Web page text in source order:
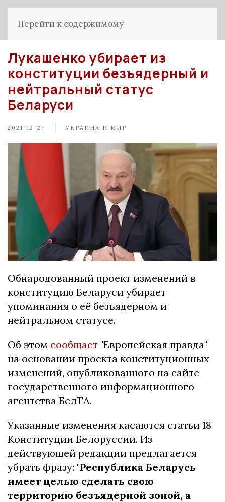
Перейти к содержимому
Лукашенко убирает из
конституции безъядерный и
нейтральный статус
Беларуси
2021-12-27 УКРАИНА И МИР
Обнародованный проект изменений в
конституцию Беларуси убирает
упоминания о её безъядерном и
нейтральном статусе.
Об этом сообщает "Европейская правда"
на основании проекта конституционных
изменений, опубликованного на сайте
государственного информационного
агентства БелТА.
Указанные изменения касаются статьи 18
Конституции Белоруссии. Из
действующей редакции предлагается
убрать фразу: "Республика Беларусь
имеет целью сделать свою
территорию безъядерной зоной, а